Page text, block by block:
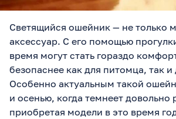
Светящийся ошейник — не только
аксессуар. С его помощью
время могут стать гораздо
безопаснее как для питомца, так и
Особенно актуальным такой
и осенью, когда темнеет довольно
приобретая модели в это время